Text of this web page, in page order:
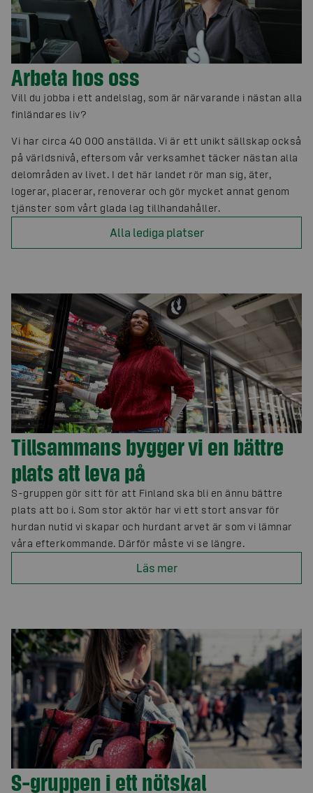
Arbeta hos oss
Vill du jobba i ett andelslag, som är närvarande i nästan alla
finländares liv?
Vi har circa 40 000 anställda. Vi är ett unikt sällskap också
på världsnivå, eftersom vår verksamhet täcker nästan alla
delområden av livet. I det här landet rör man sig, äter,
logerar, placerar, renoverar och gör mycket annat genom
tjänster som vårt glada lag tillhandahåller.
Alla lediga platser
Tillsammans bygger vi en bättre
plats att leva på
S-gruppen gör sitt för att Finland ska bli en ännu bättre
plats att bo i. Som stor aktör har vi ett stort ansvar för
hurdan nutid vi skapar och hurdant arvet är som vi lämnar
våra efterkommande. Därför måste vi se längre.
Läs mer
S-gruppen i ett nötskal